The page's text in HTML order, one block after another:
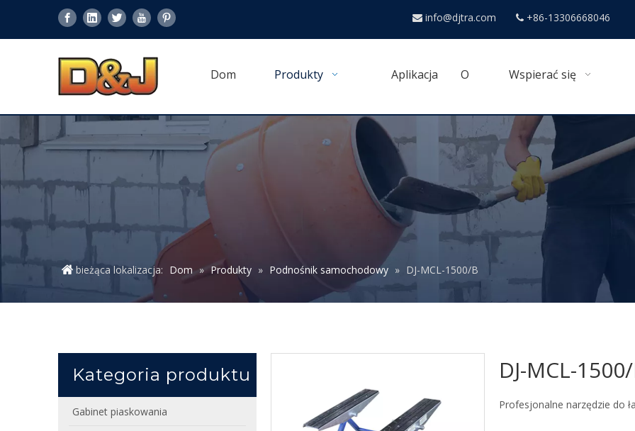
 info@djtra.com  +86-13306668046
Dom Produkty Aplikacja O Wspierać się
bieżąca lokalizacja: Dom » Produkty » Podnośnik samochodowy » DJ-MCL-1500/B
Kategoria produktu
Gabinet piaskowania
DJ-MCL-
Profesjonalne narzędzie do